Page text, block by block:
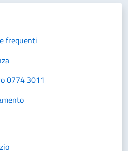
frequenti
0774 3011